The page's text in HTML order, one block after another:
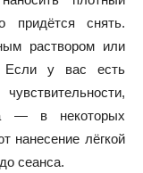
снять.
раствором или
Если у вас есть
— в некоторых
нанесение лёгкой
сеанса.